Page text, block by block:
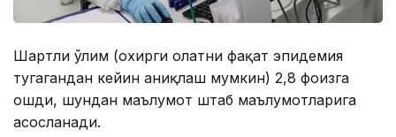
Шартли ўлим (охирги ҳолатни фақат эпидемия
тугагандан кейин аниқлаш мумкин) 2,8 фоизга
ошди, шундан маълумот штаб маълумотларига
асосланади.